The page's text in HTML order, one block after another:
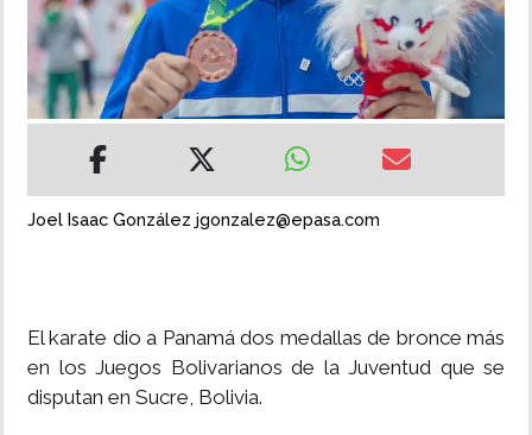
INSÓLITAS
MULTIMEDIA
IMPRESO
Joel Isaac González jgonzalez@epasa.com
El karate dio a Panamá dos medallas de bronce más
en los Juegos Bolivarianos de la Juventud que se
disputan en Sucre, Bolivia.